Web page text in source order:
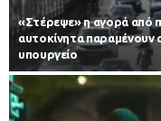
«Στέρεψε» η αγορά από
αυτοκίνητα παραμένουν
υπουργείο